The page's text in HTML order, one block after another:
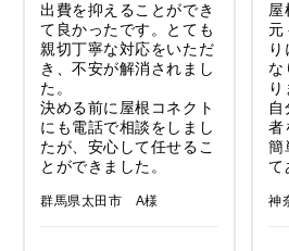
出費を抑えることができ
て良かったです。とても
親切丁寧な対応をいただ
き、不安が解消されまし
た。
決める前に屋根コネクト
にも電話で相談をしまし
たが、安心して任せるこ
とができました。
群馬県太田市 A様
屋
元
な
り
自
者
簡
て
神